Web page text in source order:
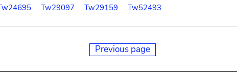
Tw29097 Tw29159 Tw52493
Previous page